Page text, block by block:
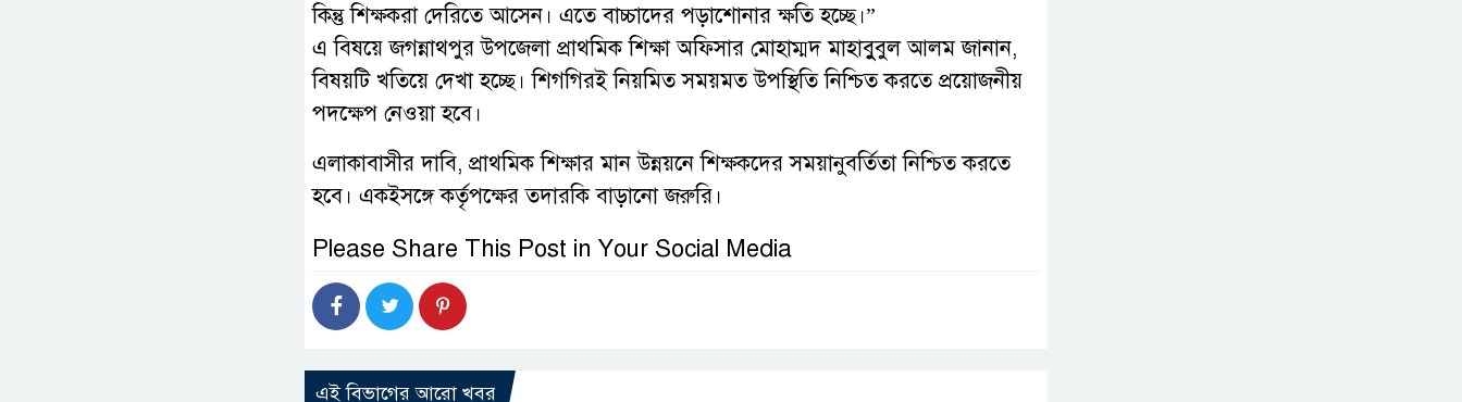
কিন্তু শিক্ষকরা দেরিতে আসেন। এতে বাচ্চাদের পড়াশোনার ক্ষতি হচ্ছে।”
এ বিষয়ে জগন্নাথপুর উপজেলা প্রাথমিক শিক্ষা অফিসার মোহাম্মদ মাহাবুুুবুল আলম জানান,
বিষয়টি খতিয়ে দেখা হচ্ছে। শিগগিরই নিয়মিত সময়মত উপস্থিতি নিশ্চিত করতে প্রয়োজনীয়
পদক্ষেপ নেওয়া হবে।
এলাকাবাসীর দাবি, প্রাথমিক শিক্ষার মান উন্নয়নে শিক্ষকদের সময়ানুবর্তিতা নিশ্চিত করতে
হবে। একইসঙ্গে কর্তৃপক্ষের তদারকি বাড়ানো জরুরি।
Please Share This Post in Your Social Media
এই বিভাগের আরো খবর